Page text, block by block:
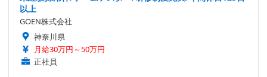
以上
GOEN株式会社
神奈川県
月給30万円～50万円
正社員